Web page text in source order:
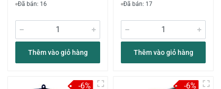
Đã bán: 16
Thêm vào giỏ hàng
Đã bán: 17
Thêm vào giỏ hàng
-6% -6%